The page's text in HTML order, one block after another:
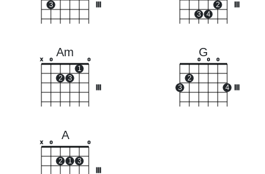
3
3 4
2
Am
x o
2 3
1
o
G
3
2
o o o
4
A
x o
2 1 3
o